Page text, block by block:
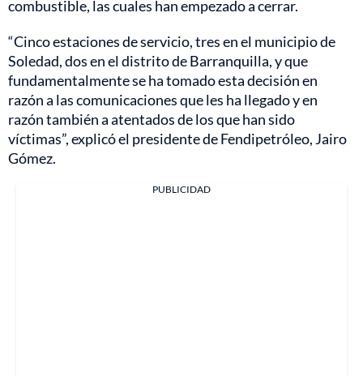
combustible, las cuales han empezado a cerrar.
“Cinco estaciones de servicio, tres en el municipio de
Soledad, dos en el distrito de Barranquilla, y que
fundamentalmente se ha tomado esta decisión en
razón a las comunicaciones que les ha llegado y en
razón también a atentados de los que han sido
víctimas”, explicó el presidente de Fendipetróleo, Jairo
Gómez.
PUBLICIDAD